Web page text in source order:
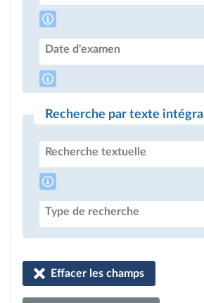
Date d'examen
Recherche par texte intégral
Recherche textuelle
Type de recherche
Effacer les champs